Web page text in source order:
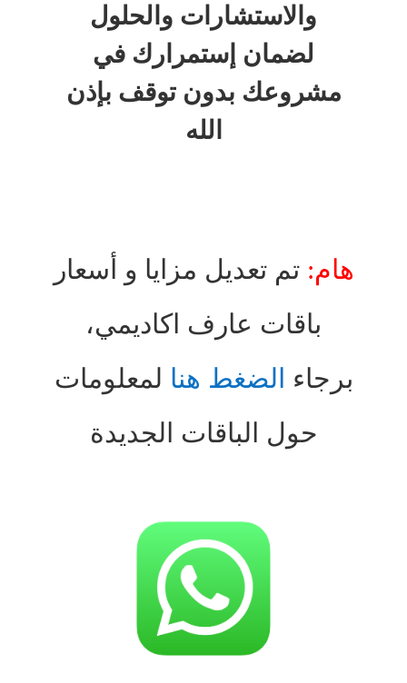
والاستشارات والحلول
لضمان إستمرارك في
مشروعك بدون توقف بإذن
الله
هام: تم تعديل مزايا و أسعار
باقات عارف اكاديمي،
برجاء
الضغط هنا لمعلومات
حول الباقات الجديدة